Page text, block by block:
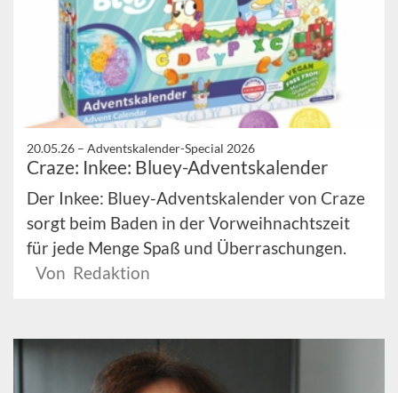
20.05.26 – Adventskalender-Special 2026
Craze: Inkee: Bluey-Adventskalender
Der Inkee: Bluey-Adventskalender von Craze
sorgt beim Baden in der Vorweihnachtszeit
für jede Menge Spaß und Überraschungen.
Von Redaktion